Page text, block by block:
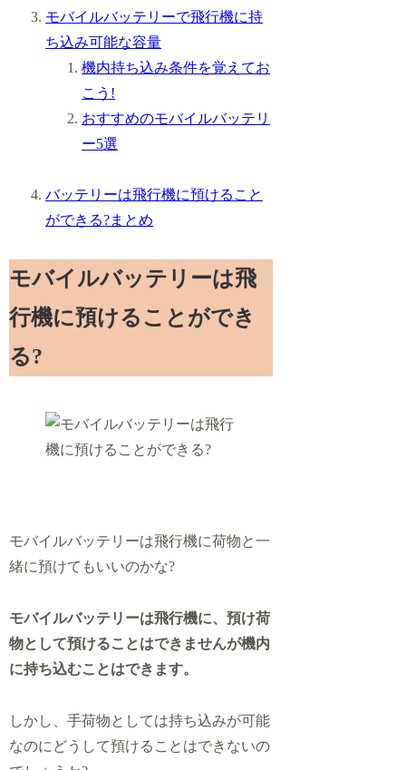
モバイルバッテリーで飛行機に持
ち込み可能な容量
機内持ち込み条件を覚えてお
こう!
おすすめのモバイルバッテリ
ー5選
バッテリーは飛行機に預けること
ができる?まとめ
モバイルバッテリーは飛
行機に預けることができ
る?
モバイルバッテリーは飛行機に荷物と一
緒に預けてもいいのかな?
モバイルバッテリーは飛行機に、預け荷
物として預けることはできませんが機内
に持ち込むことはできます。
しかし、手荷物としては持ち込みが可能
なのにどうして預けることはできないの